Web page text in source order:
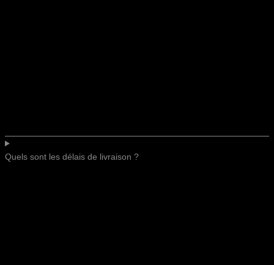
Quels sont les délais de livraison ?